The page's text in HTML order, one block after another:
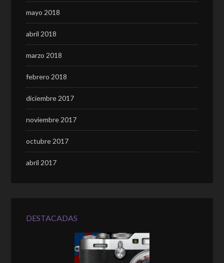
mayo 2018
abril 2018
marzo 2018
febrero 2018
diciembre 2017
noviembre 2017
octubre 2017
abril 2017
DESTACADAS